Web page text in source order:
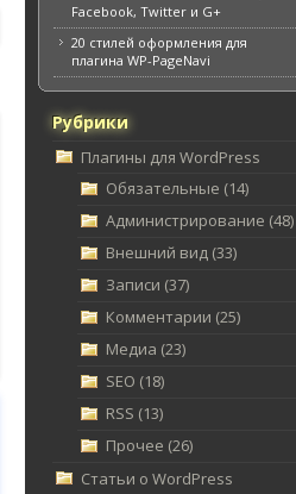
Facebook, Twitter и G+
20 стилей оформления для
плагина WP-PageNavi
Рубрики
Плагины для WordPress
Обязательные (14)
Администрирование (48)
Внешний вид (33)
Записи (37)
Комментарии (25)
Медиа (23)
SEO (18)
RSS (13)
Прочее (26)
Статьи о WordPress